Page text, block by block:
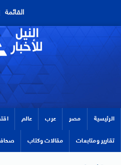
القائمة
الرئيسية مصر عرب عالم
تقارير ومتابعات مقالات وكتاب